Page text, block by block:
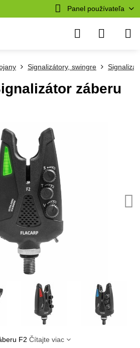
Panel používateľa
Signalizátory, swingre
záberu
F2 Čítajte viac